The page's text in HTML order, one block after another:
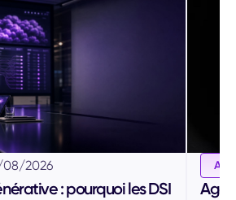
08/2026
: pourquoi les DSI